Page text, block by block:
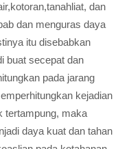
dan
dan menguras daya
itu disebabkan
buat secepat dan
pada jarang
kejadian
tertampung, maka
daya kuat dan tahan